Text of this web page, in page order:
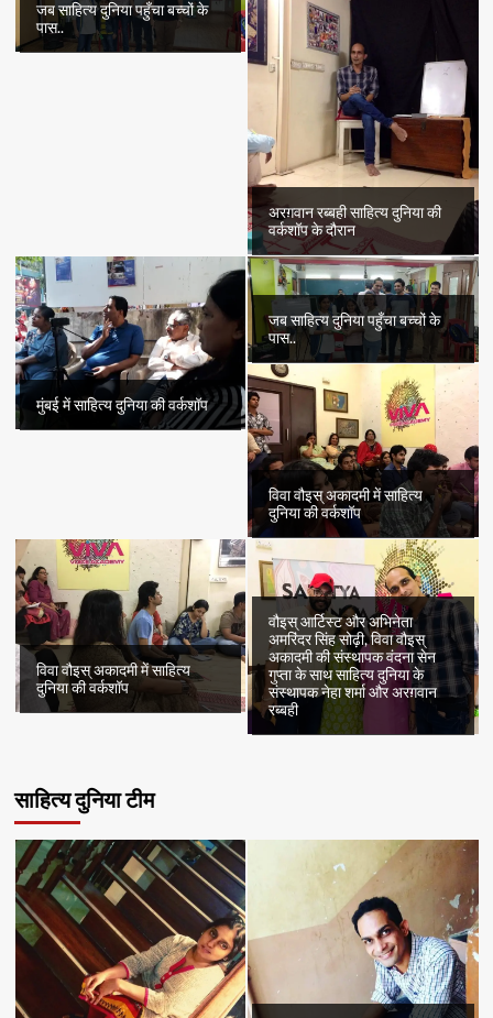
जब साहित्य दुनिया पहुँचा बच्चों के
पास..
अरग़वान रब्बही साहित्य दुनिया की
वर्कशॉप के दौरान
मुंबई में साहित्य दुनिया की वर्कशॉप
जब साहित्य दुनिया पहुँचा बच्चों के
पास..
विवा वौइस् अकादमी में साहित्य
दुनिया की वर्कशॉप
विवा वौइस् अकादमी में साहित्य
दुनिया की वर्कशॉप
वौइस् आर्टिस्ट और अभिनेता
अमरिंदर सिंह सोढ़ी, विवा वौइस्
अकादमी की संस्थापक वंदना सेन
गुप्ता के साथ साहित्य दुनिया के
संस्थापक नेहा शर्मा और अरग़वान
रब्बही
साहित्य दुनिया टीम